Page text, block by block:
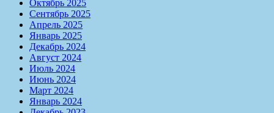
Октябрь 2025
Сентябрь 2025
Апрель 2025
Январь 2025
Декабрь 2024
Август 2024
Июль 2024
Июнь 2024
Март 2024
Январь 2024